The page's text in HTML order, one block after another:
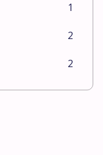
1
2
2